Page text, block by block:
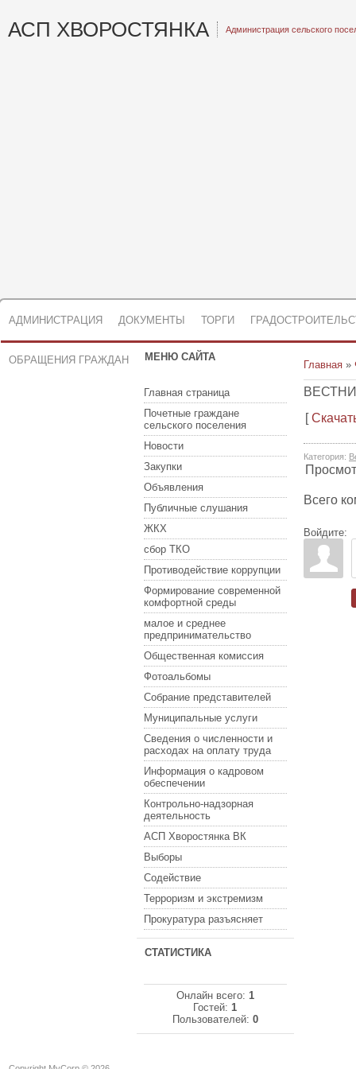
АСП ХВОРОСТЯНКА Администрация сельского
АДМИНИСТРАЦИЯ ДОКУМЕНТЫ ТОРГИ
ОБРАЩЕНИЯ ГРАЖДАН МЕНЮ САЙТА
Главная страница
Почетные граждане
сельского поселения
Новости
Закупки
Объявления
Публичные слушания
ЖКХ
сбор ТКО
Противодействие коррупции
Формирование современной
комфортной среды
малое и среднее
предпринимательство
Общественная комиссия
Фотоальбомы
Собрание представителей
Муниципальные услуги
Сведения о численности и
расходах на оплату труда
Информация о кадровом
обеспечении
Контрольно-надзорная
деятельность
АСП Хворостянка ВК
Выборы
Содействие
Терроризм и экстремизм
Прокуратура разъясняет
СТАТИСТИКА
Онлайн всего: 1
Гостей:1
Пользователей: 0
Главная »
[
Категория:
Всего
Войдите: